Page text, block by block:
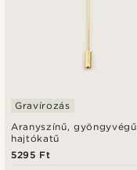
Aranyszínű, gyöngyvégű
hajtókatű
Gravírozás
5295 Ft